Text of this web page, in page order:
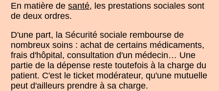
En matière desanté, les prestations sociales sont
de deux ordres.
D'une part, la Sécurité sociale rembourse de
nombreux soins : achat de certains médicaments,
frais d'hôpital, consultation d'un médecin… Une
partie de la dépense reste toutefois à la charge du
patient. C'est le ticket modérateur, qu'une mutuelle
peut d'ailleurs prendre à sa charge.